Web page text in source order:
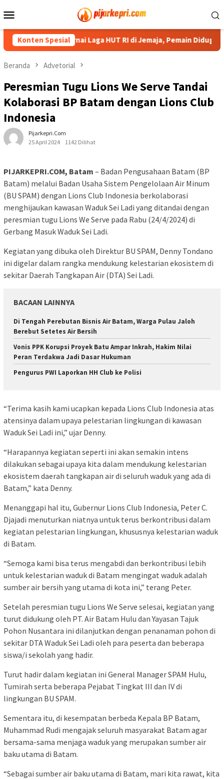
ke
Mobile
Konten Spesial
Kericuhan Warnai Laga HUT RI di Jemaja, Pemain Diduga
Beranda Advetorial
Peresmian Tugu Lions We Serve Tandai
Kolaborasi BP Batam dengan Lions Club
Indonesia
Pijarkepri.com
25 April 2024
1142 Dilihat
PIJARKEPRI.COM, Batam – Badan Pengusahaan Batam (BP
Batam) melalui Badan Usaha Sistem Pengelolaan Air Minum
(BU SPAM) dengan Lions Club Indonesia berkolaborasi
menghijaukan kawasan Waduk Sei Ladi yang ditandai dengan
peresmian tugu Lions We Serve pada Rabu (24/4/2024) di
Gerbang Masuk Waduk Sei Ladi.
Kegiatan yang dibuka oleh Direktur BU SPAM, Denny Tondano
ini digelar dalam rangka mendukung kelestarian ekosistem di
sekitar Daerah Tangkapan Air (DTA) Sei Ladi.
BACAAN LAINNYA
Di Tengah Perebutan Bisnis Air Batam, Warga Pulau Jaloh
Berebut Setetes Air Bersih
Vonis PPK Korupsi Proyek Batu Ampar Inkrah, Hakim Nilai
Peran Terdakwa Jadi Dasar Hukuman
Pengurus PWI Laporkan HH Club ke Polisi
“Terima kasih kami ucapkan kepada Lions Club Indonesia atas
atensinya dalam upaya pelestarian lingkungan di kawasan
Waduk Sei Ladi ini,” ujar Denny.
“Harapannya kegiatan seperti ini akan semakin intens
dilakukan sebagai upaya kita dalam mendukung kelestarian
ekosistem daerah tangkapan air di seluruh waduk yang ada di
Batam,” kata Denny.
Menanggapi hal itu, Gubernur Lions Club Indonesia, Peter C.
Djajadi menuturkan niatnya untuk terus berkontribusi dalam
kegiatan pelestarian lingkungan, khususnya kelestarian waduk
di Batam.
“Semoga kami bisa terus mengabdi dan berkontribusi lebih
untuk kelestarian waduk di Batam mengingat waduk adalah
sumber air bersih yang utama di kota ini,” terang Peter.
Setelah peresmian tugu Lions We Serve selesai, kegiatan yang
turut didukung oleh PT. Air Batam Hulu dan Yayasan Tajuk
Pohon Nusantara ini dilanjutkan dengan penanaman pohon di
sekitar DTA Waduk Sei Ladi oleh para peserta dan beberapa
siswa/i sekolah yang hadir.
Turut hadir dalam kegiatan ini General Manager SPAM Hulu,
Tumirah serta beberapa Pejabat Tingkat III dan IV di
lingkungan BU SPAM.
Sementara itu, di kesempatan berbeda Kepala BP Batam,
Muhammad Rudi mengajak seluruh masyarakat Batam agar
bersama-sama menjaga waduk yang merupakan sumber air
baku utama di Batam.
“Sebagai sumber air baku utama di Batam, mari kita rawat, kita